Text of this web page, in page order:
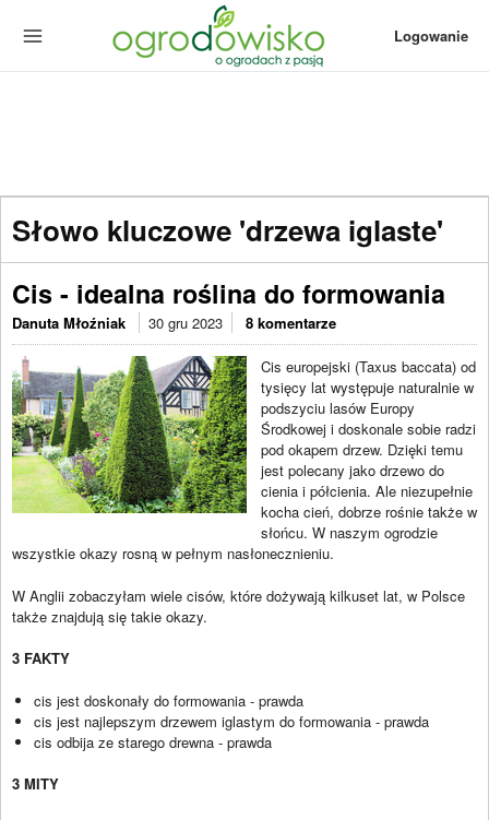
Logowanie
Słowo kluczowe 'drzewa iglaste'
Cis - idealna roślina do formowania
Danuta Młoźniak 30 gru 2023 8 komentarze
Cis europejski (Taxus baccata) od
tysięcy lat występuje naturalnie w
podszyciu lasów Europy
Środkowej i doskonale sobie radzi
pod okapem drzew. Dzięki temu
jest polecany jako drzewo do
cienia i półcienia. Ale niezupełnie
kocha cień, dobrze rośnie także w
słońcu. W naszym ogrodzie
wszystkie okazy rosną w pełnym nasłonecznieniu.
W Anglii zobaczyłam wiele cisów, które dożywają kilkuset lat, w Polsce
także znajdują się takie okazy.
3 FAKTY
cis jest doskonały do formowania - prawda
cis jest najlepszym drzewem iglastym do formowania - prawda
cis odbija ze starego drewna - prawda
3 MITY